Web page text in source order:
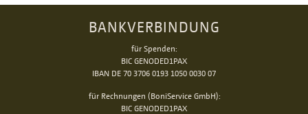
BANKVERBINDUNG
für Spenden:
BIC GENODED1PAX
IBAN DE 70 3706 0193 1050 0030 07
für Rechnungen (BoniService GmbH):
BIC GENODED1PAX